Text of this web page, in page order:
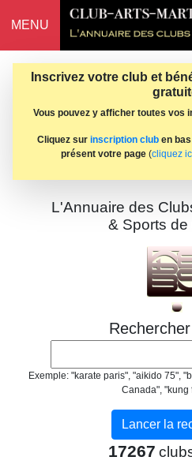
MENU
Inscrivez votre club et
Vous pouvez y afficher toutes vos
Cliquez sur inscription club en
présent votre page (cliquez
L'Annuaire des
& Sports de
Exemple: "karate paris", "aikido 75",
Canada", "kung
17267